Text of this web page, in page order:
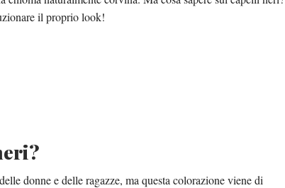
il proprio look!
donne e delle ragazze, ma questa colorazione viene di